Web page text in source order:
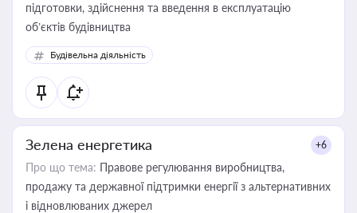
підготовки, здійснення та введення в експлуатацію
об’єктів будівництва
Будівельна діяльність
Зелена енергетика +6
Про що тема: Правове регулювання виробництва,
продажу та державної підтримки енергії з альтернативних
і відновлюваних джерел